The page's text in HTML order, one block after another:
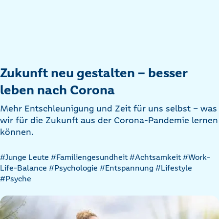
Zukunft neu gestalten – besser
leben nach Corona
Mehr Entschleunigung und Zeit für uns selbst – was
wir für die Zukunft aus der Corona-Pandemie lernen
können.
Artikel
nach
Kategorien
#Junge Leute #Familiengesundheit #Achtsamkeit #Work-
Life-Balance #Psychologie #Entspannung #Lifestyle
#Psyche